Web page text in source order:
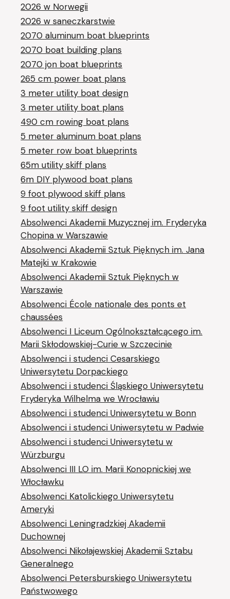
2026 w Norwegii
2026 w saneczkarstwie
2070 aluminum boat blueprints
2070 boat building plans
2070 jon boat blueprints
265 cm power boat plans
3 meter utility boat design
3 meter utility boat plans
490 cm rowing boat plans
5 meter aluminum boat plans
5 meter row boat blueprints
65m utility skiff plans
6m DIY plywood boat plans
9 foot plywood skiff plans
9 foot utility skiff design
Absolwenci Akademii Muzycznej im. Fryderyka
Chopina w Warszawie
Absolwenci Akademii Sztuk Pięknych im. Jana
Matejki w Krakowie
Absolwenci Akademii Sztuk Pięknych w
Warszawie
Absolwenci École nationale des ponts et
chaussées
Absolwenci I Liceum Ogólnokształcącego im.
Marii Skłodowskiej-Curie w Szczecinie
Absolwenci i studenci Cesarskiego
Uniwersytetu Dorpackiego
Absolwenci i studenci Śląskiego Uniwersytetu
Fryderyka Wilhelma we Wrocławiu
Absolwenci i studenci Uniwersytetu w Bonn
Absolwenci i studenci Uniwersytetu w Padwie
Absolwenci i studenci Uniwersytetu w
Würzburgu
Absolwenci III LO im. Marii Konopnickiej we
Włocławku
Absolwenci Katolickiego Uniwersytetu
Ameryki
Absolwenci Leningradzkiej Akademii
Duchownej
Absolwenci Nikołajewskiej Akademii Sztabu
Generalnego
Absolwenci Petersburskiego Uniwersytetu
Państwowego